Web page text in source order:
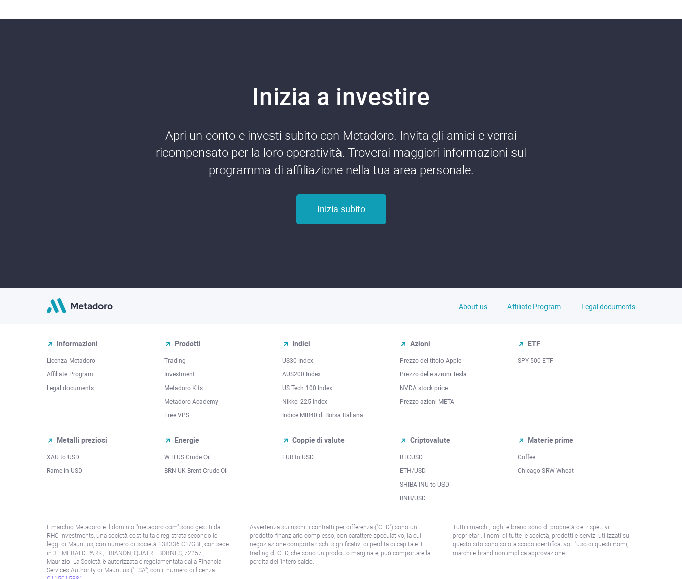
Inizia a investire
Apri un conto e investi subito con Metadoro. Invita gli amici e verrai
ricompensato per la loro operatività. Troverai maggiori informazioni sul
programma di affiliazione nella tua area personale.
Inizia subito
About us Affiliate Program Legal documents
Informazioni
Licenza Metadoro
Affiliate Program
Legal documents
Prodotti
Trading
Investment
Metadoro Kits
Metadoro Academy
Free VPS
Indici
US30 Index
AUS200 Index
US Tech 100 Index
Nikkei 225 Index
Indice MIB40 di Borsa Italiana
Azioni
Prezzo del titolo Apple
Prezzo delle azioni Tesla
NVDA stock price
Prezzo azioni META
ETF
SPY 500 ETF
Metalli preziosi
XAU to USD
Rame in USD
Energie
WTI US Crude Oil
BRN UK Brent Crude Oil
Coppie di valute
EUR to USD
Criptovalute
BTCUSD
ETH/USD
SHIBA INU to USD
BNB/USD
Materie prime
Coffee
Chicago SRW Wheat
Il marchio Metadoro e il dominio "metadoro.com" sono gestiti da
RHC Investments, una società costituita e registrata secondo le
leggi di Mauritius, con numero di società 138336 C1/GBL, con sede
in 3 EMERALD PARK, TRIANON, QUATRE BORNES, 72257 ,
Maurizio. La Società è autorizzata e regolamentata dalla Financial
Services Authority di Mauritius ("FSA") con il numero di licenza
Avvertenza sui rischi: i contratti per differenza ("CFD") sono un
prodotto finanziario complesso, con carattere speculativo, la cui
negoziazione comporta rischi significativi di perdita di capitale. Il
trading di CFD, che sono un prodotto marginale, può comportare la
perdita dell'intero saldo.
Tutti i marchi, loghi e brand sono di proprietà dei rispettivi
proprietari. I nomi di tutte le società, prodotti e servizi utilizzati su
questo sito sono solo a scopo identificativo. L'uso di questi nomi,
marchi e brand non implica approvazione.